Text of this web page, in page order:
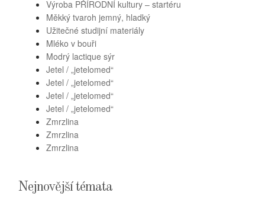
Výroba PŘÍRODNÍ kultury – startéru
Měkký tvaroh jemný, hladký
Užitečné studijní materiály
Mléko v bouři
Modrý lactique sýr
Jetel / „jetelomed“
Jetel / „jetelomed“
Jetel / „jetelomed“
Jetel / „jetelomed“
Zmrzlina
Zmrzlina
Zmrzlina
Nejnovější témata